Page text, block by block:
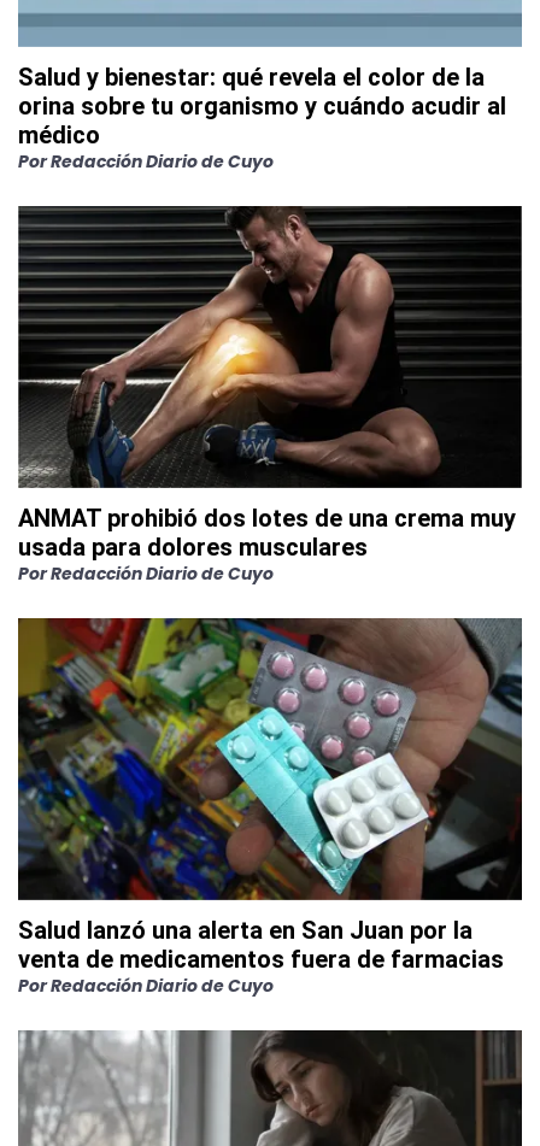
Salud y bienestar: qué revela el color de la
orina sobre tu organismo y cuándo acudir al
médico
PorRedacción Diario de Cuyo
ANMAT prohibió dos lotes de una crema muy
usada para dolores musculares
PorRedacción Diario de Cuyo
Salud lanzó una alerta en San Juan por la
venta de medicamentos fuera de farmacias
PorRedacción Diario de Cuyo